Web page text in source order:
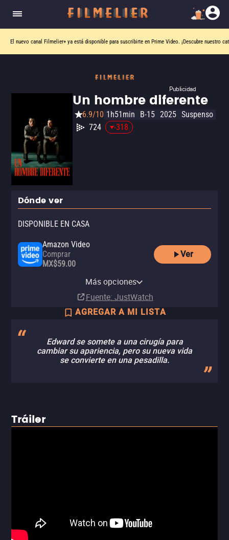
El nuevo canal Filmelier+ ya está disponible para suscribirte en Prime Video. ¡Descubre nuestro
Publicidad
Un hombre diferente
6.9/10 1h51min B-15 2025 Suspenso
724
-318
Dónde ver
DISPONIBLE EN CASA
Amazon Video
Comprar
MX$59.00
Ver
Apple TV Store
Más opciones
Fuente: JustWatch
AGREGAR A MI LISTA
Edward se somete a una cirugía para
cambiar su apariencia, pero su nueva vida
se convierte en una pesadilla.
Tráiler